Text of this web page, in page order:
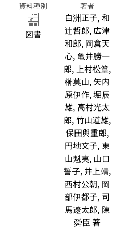
資料種別
図書
著者
白洲正子, 和
辻哲郎, 広津
和郎, 岡倉天
心, 亀井勝一
郎, 上村松篁,
榊莫山, 矢内
原伊作, 堀辰
雄, 高村光太
郎, 竹山道雄,
保田與重郎,
円地文子, 東
山魁夷, 山口
誓子, 井上靖,
西村公朝, 岡
部伊都子, 司
馬遼太郎, 陳
舜臣 著